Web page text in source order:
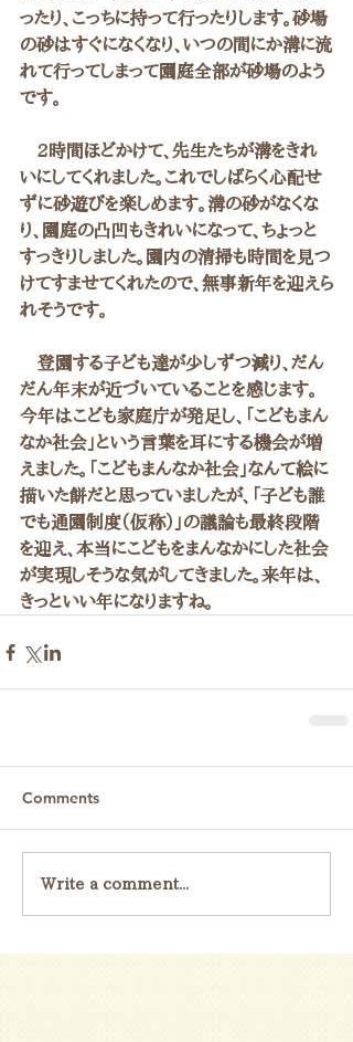
ったり、こっちに持って行ったりします。砂場
の砂はすぐになくなり、いつの間にか溝に流
れて行ってしまって園庭全部が砂場のよう
です。
2時間ほどかけて、先生たちが溝をきれ
いにしてくれました。これでしばらく心配せ
ずに砂遊びを楽しめます。溝の砂がなくな
り、園庭の凸凹もきれいになって、ちょっと
すっきりしました。園内の清掃も時間を見つ
けてすませてくれたので、無事新年を迎えら
れそうです。
登園する子ども達が少しずつ減り、だん
だん年末が近づいていることを感じます。
今年はこども家庭庁が発足し、「こどもまん
なか社会」という言葉を耳にする機会が増
えました。「こどもまんなか社会」なんて絵に
描いた餅だと思っていましたが、「子ども誰
でも通園制度（仮称）」の議論も最終段階
を迎え、本当にこどもをまんなかにした社会
が実現しそうな気がしてきました。来年は、
きっといい年になりますね。
Comments
Write a comment...